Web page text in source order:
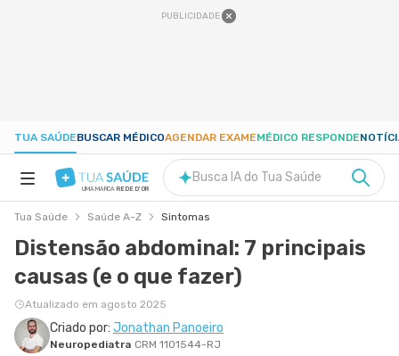
PUBLICIDADE
TUA SAÚDEBUSCAR MÉDICOAGENDAR EXAMEMÉDICO RESPONDE
NUTRIÇÃO
GRAVIDEZ
UMA MARCA REDE D'OR
Busca IA do Tua Saúde
Tua Saúde Saúde A-Z Sintomas
Distensão abdominal: 7 principais
causas (e o que fazer)
Atualizado em agosto 2025
Criado por: Jonathan Panoeiro
Neuropediatra CRM 1101544-RJ